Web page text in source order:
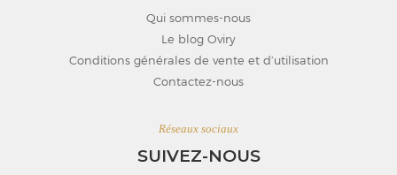
Qui sommes-nous
Le blog Oviry
Conditions générales de vente et d’utilisation
Contactez-nous
Réseaux sociaux
SUIVEZ-NOUS